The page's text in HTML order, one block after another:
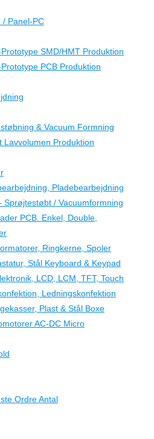
/ Panel-PC
SMD/HMT Produktion
PCB Produktion
& Vacuum Formning
Lavvolumen Produktion
Pladebearbejdning
Sprøjtestøbt / Vacuumformning
PCB. Enkel, Double,
Ringkerne, Spoler
Stål Keyboard & Keypad
LCD, LCM, TFT, Touch
Ledningskonfektion
Plast & Stål Boxe
AC-DC Micro
Ordre Antal